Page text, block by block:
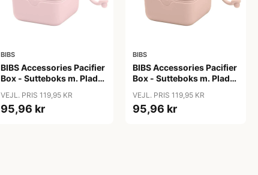
BIBS
BIBS Accessories Pacifier
Box - Sutteboks m. Plads
VEJL. PRIS 119,95 KR
95,96 kr
BIBS
BIBS Accessories Pacifier
Box - Sutteboks m. Plads
VEJL. PRIS 119,95 KR
95,96 kr